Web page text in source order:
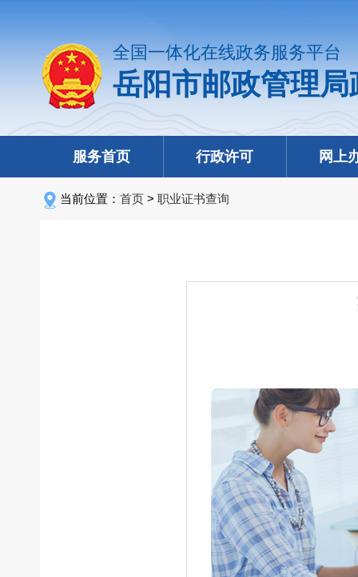
全国一体化在线政务服务平台
岳阳市邮政管理
服务首页 行政许可 网上
当前位置： 首页 > 职业证书查询